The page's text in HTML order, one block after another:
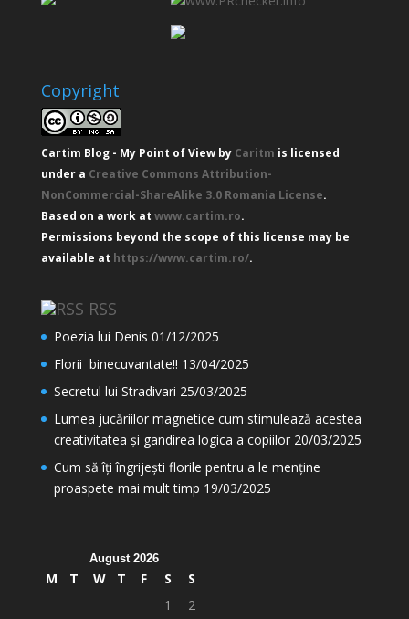
Copyright
Cartim Blog - My Point of Viewby Caritm is licensed
under a Creative Commons Attribution-
NonCommercial-ShareAlike 3.0 Romania License.
Based on a work at www.cartim.ro.
Permissions beyond the scope of this license may be
available at https://www.cartim.ro/.
RSS
Poezia lui Denis 01/12/2025
Florii binecuvantate!! 13/04/2025
Secretul lui Stradivari 25/03/2025
Lumea jucăriilor magnetice cum stimulează acestea
creativitatea și gandirea logica a copiilor 20/03/2025
Cum să îți îngrijești florile pentru a le menține
proaspete mai mult timp 19/03/2025
August 2026
M T W T F S
S
1
2